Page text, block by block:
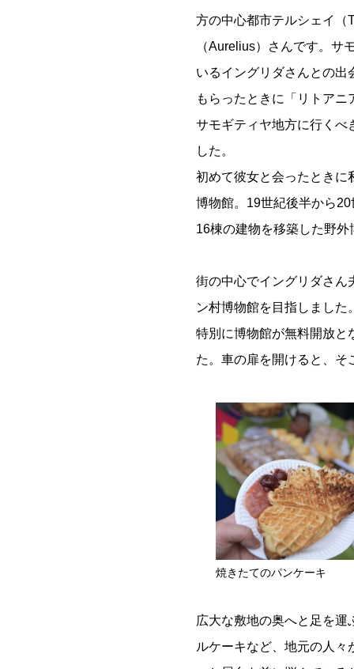
方の中心都市テルシェイ（
（Aurelius）さんです。サ
いるイングリダさんとの出
もらったときに「リトアニ
サモギティヤ地方に行くべ
した。
初めて彼女と会ったときに
博物館。19世紀後半から
16棟の建物を移築した野外
街の中心でイングリダさん
ン村博物館を目指しまし
特別に博物館が無料開放と
た。車の扉を開けると、そ
焼きたてのパンケーキ
広大な敷地の奥へと足を
ルケーキなど、地元の人